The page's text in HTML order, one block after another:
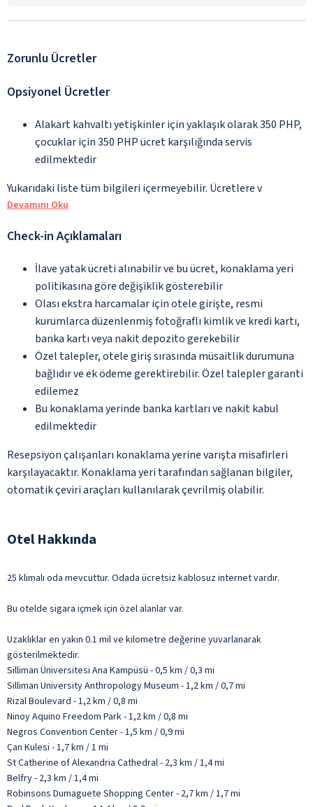
Zorunlu Ücretler
Opsiyonel Ücretler
Alakart kahvaltı yetişkinler için yaklaşık olarak 350 PHP,
çocuklar için 350 PHP ücret karşılığında servis
edilmektedir
Yukarıdaki liste tüm bilgileri içermeyebilir. Ücretlere v
Devamını Oku
Check-in Açıklamaları
İlave yatak ücreti alınabilir ve bu ücret, konaklama yeri
politikasına göre değişiklik gösterebilir
Olası ekstra harcamalar için otele girişte, resmi
kurumlarca düzenlenmiş fotoğraflı kimlik ve kredi kartı,
banka kartı veya nakit depozito gerekebilir
Özel talepler, otele giriş sırasında müsaitlik durumuna
bağlıdır ve ek ödeme gerektirebilir. Özel talepler garanti
edilemez
Bu konaklama yerinde banka kartları ve nakit kabul
edilmektedir
Resepsiyon çalışanları konaklama yerine varışta misafirleri
karşılayacaktır. Konaklama yeri tarafından sağlanan bilgiler,
otomatik çeviri araçları kullanılarak çevrilmiş olabilir.
Otel Hakkında
25 klimalı oda mevcuttur. Odada ücretsiz kablosuz internet vardır.
Bu otelde sigara içmek için özel alanlar var.
Uzaklıklar en yakın 0.1 mil ve kilometre değerine yuvarlanarak
gösterilmektedir.
Silliman Üniversitesi Ana Kampüsü - 0,5 km / 0,3 mi
Silliman University Anthropology Museum - 1,2 km / 0,7 mi
Rizal Boulevard - 1,2 km / 0,8 mi
Ninoy Aquino Freedom Park - 1,2 km / 0,8 mi
Negros Convention Center - 1,5 km / 0,9 mi
Çan Kulesi - 1,7 km / 1 mi
St Catherine of Alexandria Cathedral - 2,3 km / 1,4 mi
Belfry - 2,3 km / 1,4 mi
Robinsons Dumaguete Shopping Center - 2,7 km / 1,7 mi